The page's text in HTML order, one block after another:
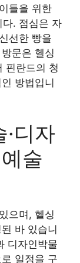
들을 위한
다. 점심은 자
선한 빵을
문은 헬싱
핀란드의 청
방법입니
디자
술
으며, 헬싱
바 있습니
디자인박물
일정을 구